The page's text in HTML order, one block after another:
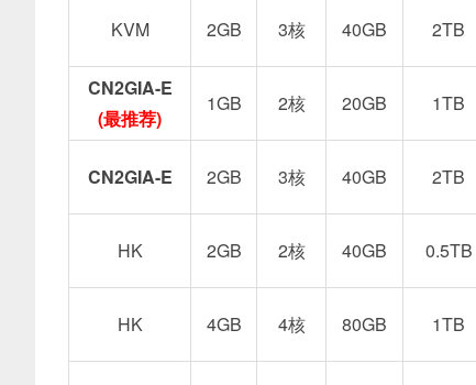
KVM 2GB 3核 40GB 2TB
CN2GIA-E
(最推荐)
1GB 2核 20GB 1TB
CN2GIA-E 2GB 3核 40GB 2TB
HK 2GB 2核 40GB 0.5TB
HK 4GB 4核 80GB 1TB